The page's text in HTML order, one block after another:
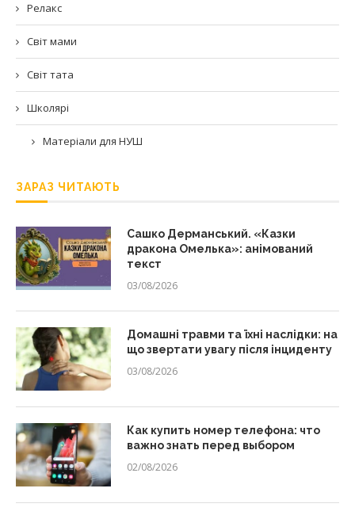
Релакс
Світ мами
Світ тата
Школярі
Матеріали для НУШ
ЗАРАЗ ЧИТАЮТЬ
Сашко Дерманський. «Казки
дракона Омелька»: анімований
текст
03/08/2026
Домашні травми та їхні наслідки: на
що звертати увагу після інциденту
03/08/2026
Как купить номер телефона: что
важно знать перед выбором
02/08/2026